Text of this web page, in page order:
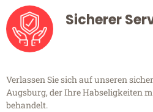
Sicherer
Verlassen Sie sich auf unseren
Augsburg, der Ihre Habseligkeiten
behandelt.